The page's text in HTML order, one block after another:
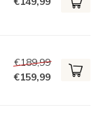
€189,99
€159,99